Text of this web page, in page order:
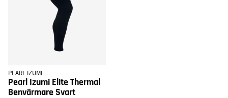
PEARL IZUMI
Pearl Izumi Elite Thermal
Benvärmare Svart